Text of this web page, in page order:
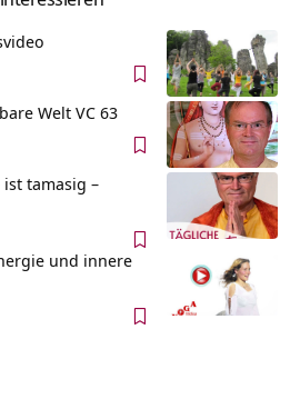
Welt VC 63
tamasig –
und innere